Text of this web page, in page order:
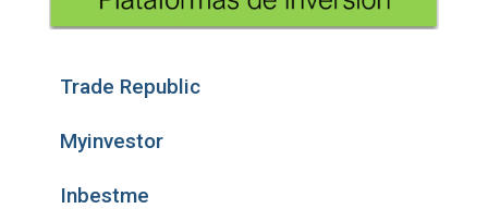
Trade Republic
Myinvestor
Inbestme